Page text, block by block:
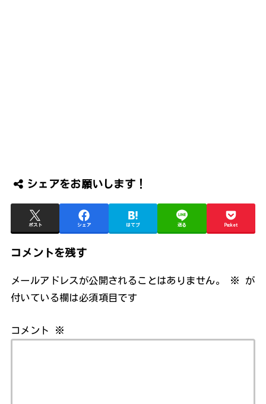
シェアをお願いします！
ポスト シェア はてブ 送る Pocket
コメントを残す
メールアドレスが公開されることはありません。 ※
が
付いている欄は必須項目です
コメント ※